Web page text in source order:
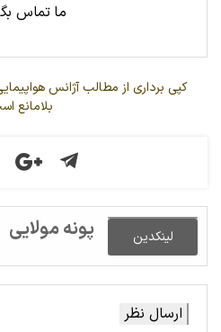
ما تماس
کپی برداری از مطالب آژانس
بلامانع
لینکدین پونه مولایی
ارسال نظر